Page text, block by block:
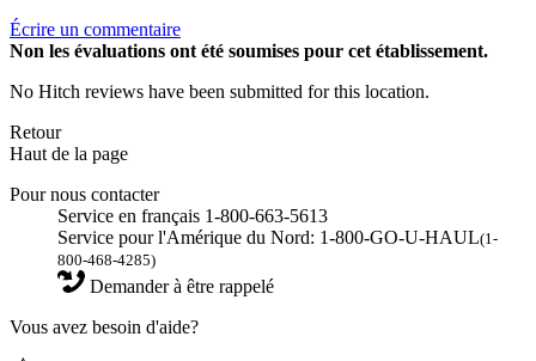
Écrire un commentaire
Non les évaluations ont été soumises pour cet établissement.
No Hitch reviews have been submitted for this location.
Retour
Haut de la page
Pour nous contacter
Service en français 1-800-663-5613
Service pour l'Amérique du Nord: 1-800-GO-U-HAUL(1-
800-468-4285)
Demander à être rappelé
Vous avez besoin d'aide?